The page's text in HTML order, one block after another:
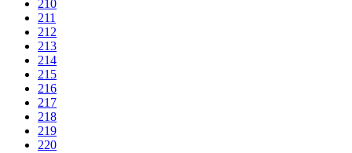
210
211
212
213
214
215
216
217
218
219
220